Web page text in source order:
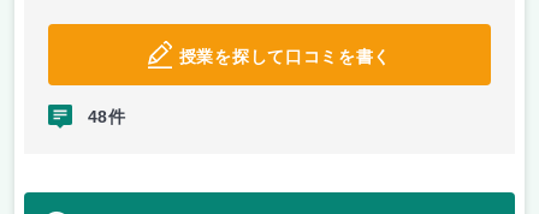
授業を探して口コミを書く
48件